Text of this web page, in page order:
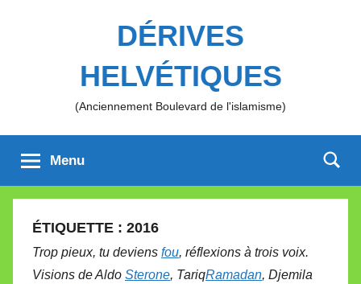
DÉRIVES
HELVÉTIQUES
(Anciennement Boulevard de l'islamisme)
Menu
ÉTIQUETTE : 2016
Trop pieux, tu deviens fou, réflexions à trois voix.
Visions de Aldo Sterone, TariqRamadan, Djemila